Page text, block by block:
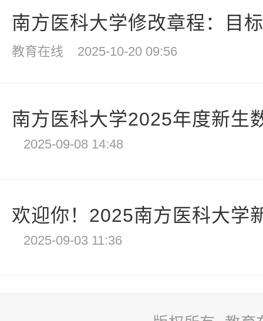
南方医科大学修改章程：目
教育在线 2025-10-20 09:56
南方医科大学2025年度新生
2025-09-08 14:48
欢迎你！2025南方医科大学
2025-09-03 11:36